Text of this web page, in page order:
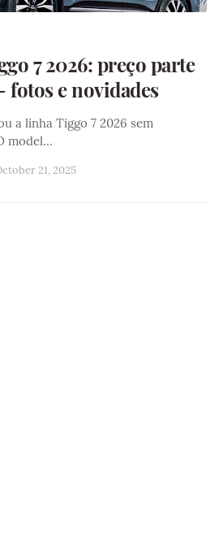
7 2026: preço parte
fotos e novidades
a linha Tiggo 7 2026 sem
model…
21, 2025